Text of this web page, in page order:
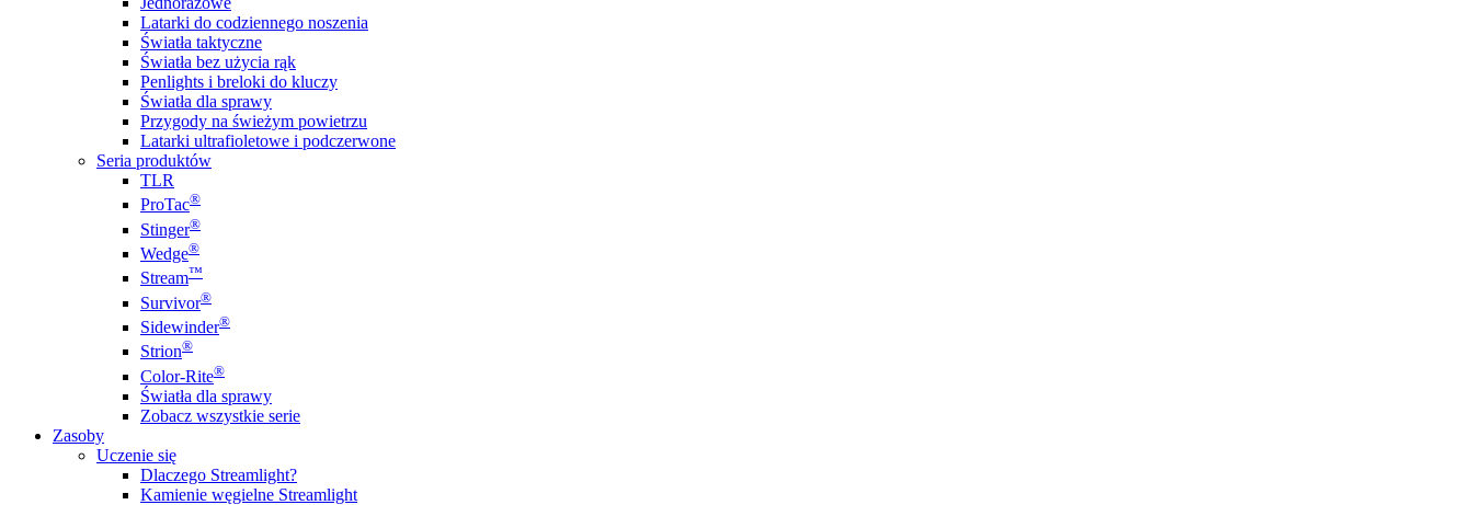
Latarki do codziennego noszenia
Światła taktyczne
Światła bez użycia rąk
Penlights i breloki do kluczy
Światła dla sprawy
Przygody na świeżym powietrzu
Latarki ultrafioletowe i podczerwone
Seria produktów
TLR
ProTac®
Stinger®
Wedge®
Stream™
Survivor®
Sidewinder®
Strion®
Color-Rite®
Światła dla sprawy
Zobacz wszystkie serie
Zasoby
Uczenie się
Dlaczego Streamlight?
Kamienie węgielne Streamlight